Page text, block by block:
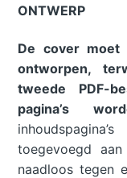
ONTWERP
De cover moet
ontworpen,
tweede PDF-
pagina’s
toegevoegd
naadloos tegen